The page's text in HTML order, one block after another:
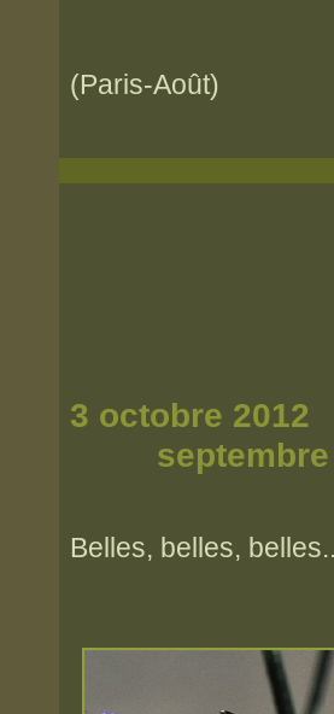
(Paris-Août)
3
Belles, belles,